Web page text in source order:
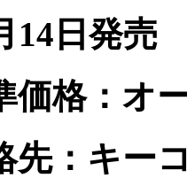
14日発売
価格：オ
先：キー